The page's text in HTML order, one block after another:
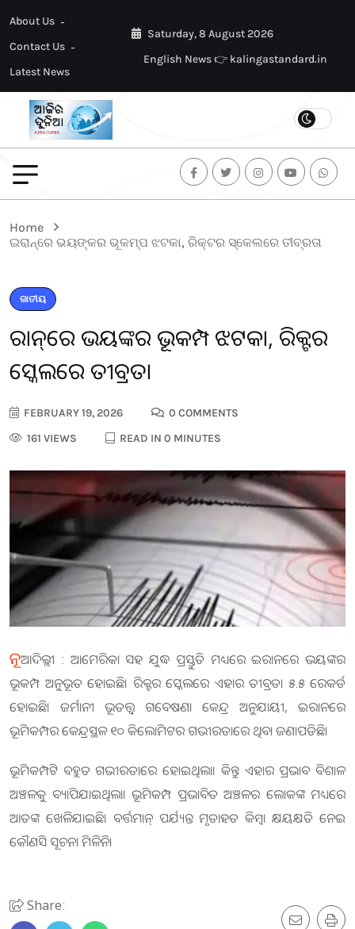
About Us
Contact Us
Latest News
Saturday, 8 August 2026
English News 👉 kalingastandard.in
Home
ଇରାନ୍‌ରେ ଭୟଙ୍କର ଭୂକମ୍ପ ଝଟକା, ରିକ୍ଟର ସ୍କେଲରେ ତୀବ୍ରତା
ଜାତୀୟ
ଇରାନ୍‌ରେ ଭୟଙ୍କର ଭୂକମ୍ପ ଝଟକା, ରିକ୍ଟର
ସ୍କେଲରେ ତୀବ୍ରତା
FEBRUARY 19, 2026
0 COMMENTS
161 VIEWS
READ IN 0 MINUTES
ନୂଆଦିଲ୍ଲୀ : ଆମେରିକା ସହ ଯୁଦ୍ଧ ପ୍ରସ୍ତୁତି ମଧ୍ୟରେ ଇରାନରେ ଭୟଙ୍କର
ଭୂକମ୍ପ ଅନୁଭୂତ ହୋଇଛି। ରିକ୍ଟର ସ୍କେଲରେ ଏହାର ତୀବ୍ରତା ୫.୫ ରେକର୍ଡ
ହୋଇଛି। ଜର୍ମାନୀ ଭୂତତ୍ତ୍ୱ ଗବେଷଣା କେନ୍ଦ୍ର ଅନୁଯାୟୀ, ଇରାନରେ
ଭୂମିକମ୍ପର କେନ୍ଦ୍ରସ୍ଥଳ ୧୦ କିଲୋମିଟର ଗଭୀରତାରେ ଥିବା ଜଣାପଡିଛି।
ଭୂମିକମ୍ପଟି ବହୁତ ଗଭୀରତାରେ ହୋଇଥିଲା। କିନ୍ତୁ ଏହାର ପ୍ରଭାବ ବିଶାଳ
ଅଞ୍ଚଳକୁ ବ୍ୟାପିଯାଇଥିଲା। ଭୂମିକମ୍ପ ପ୍ରଭାବିତ ଅଞ୍ଚଳର ଲୋକଙ୍କ ମଧ୍ୟରେ
ଆତଙ୍କ ଖେଳିଯାଇଛି। ବର୍ତ୍ତମାନ୍ ପର୍ଯ୍ୟନ୍ତ ମୃତାହତ କିମ୍ବା କ୍ଷୟକ୍ଷତି ନେଇ
କୌଣସି ସୂଚନା ମିଳିନି।
Share: